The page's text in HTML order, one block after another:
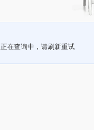
正在查询中，请刷新重试